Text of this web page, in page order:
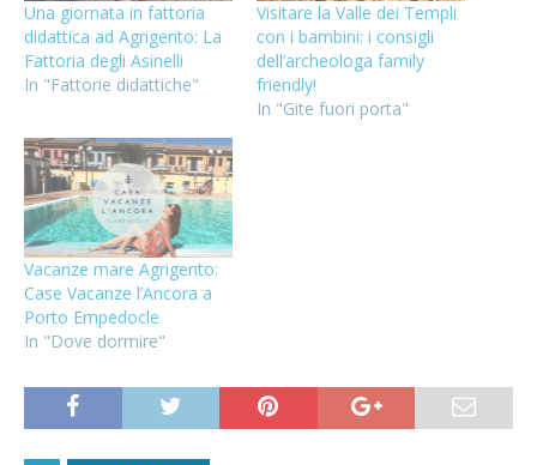
Una giornata in fattoria
didattica ad Agrigento: La
Fattoria degli Asinelli
In "Fattorie didattiche"
Visitare la Valle dei Templi
con i bambini: i consigli
dell’archeologa family
friendly!
In "Gite fuori porta"
Vacanze mare Agrigento:
Case Vacanze l’Ancora a
Porto Empedocle
In "Dove dormire"